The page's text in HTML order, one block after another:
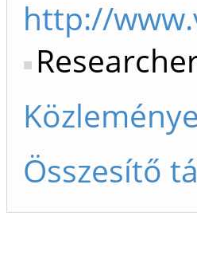
http://
Összesítő